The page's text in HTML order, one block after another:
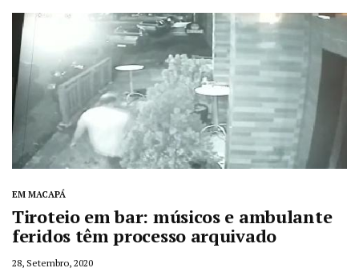
EM MACAPÁ
Tiroteio em bar: músicos e ambulante
feridos têm processo arquivado
28, Setembro, 2020